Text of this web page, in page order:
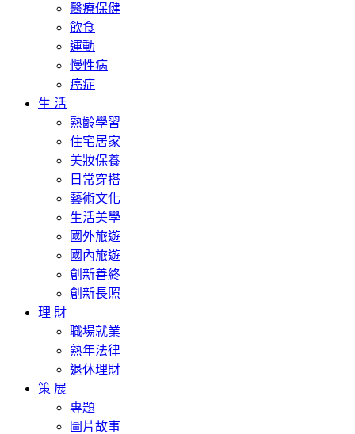
醫療保健
飲食
運動
慢性病
癌症
生 活
熟齡學習
住宅居家
美妝保養
日常穿搭
藝術文化
生活美學
國外旅遊
國內旅遊
創新善終
創新長照
理 財
職場就業
熟年法律
退休理財
策 展
專題
圖片故事